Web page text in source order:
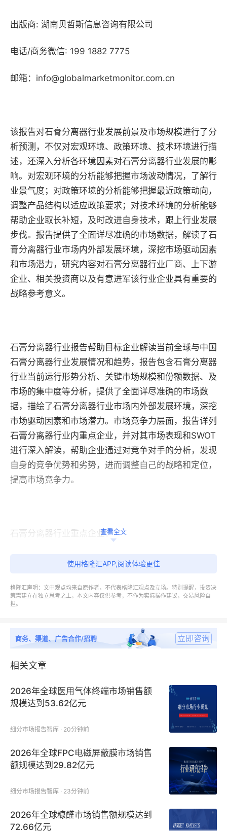
出版商: 湖南贝哲斯信息咨询有限公司
电话/商务微信: 199 1882 7775
邮箱：info@globalmarketmonitor.com.cn
该报告对石膏分离器行业发展前景及市场规模进行了分
析预测，不仅对宏观环境、政策环境、技术环境进行描
述，还深入分析各环境因素对石膏分离器行业发展的影
响。对宏观环境的分析能够把握市场波动情况，了解行
业景气度；对政策环境的分析能够把握最近政策动向，
调整产品结构以适应政策要求；对技术环境的分析能够
帮助企业取长补短，及时改进自身技术，跟上行业发展
步伐。报告提供了全面详尽准确的市场数据，解读了石
膏分离器行业市场内外部发展环境，深挖市场驱动因素
和市场潜力，研究内容对石膏分离器行业厂商、上下游
企业、相关投资商以及有意进军该行业企业具有重要的
战略参考意义。
石膏分离器行业报告帮助目标企业解读当前全球与中国
石膏分离器行业发展情况和趋势，报告包含石膏分离器
行业当前运行形势分析、关键市场规模和份额数据、及
市场的集中度等分析，提供了全面详尽准确的市场数
据，描绘了石膏分离器行业市场内外部发展环境，深挖
市场驱动因素和市场潜力。市场竞争力层面，报告详列
石膏分离器行业内重点企业，并对其市场表现和SWOT
进行深入解读，帮助企业通过对竞争对手的分析，发现
自身的竞争优势和劣势，进而调整自己的战略和定位，
提高市场竞争力。
石膏分离器行业重点企业：
Fino
Intra
Zubler USA
SANELA
Alfa Laval
查看全文
使用格隆汇APP,阅读体验更佳
格隆汇声明：文中观点均来自原作者，不代表格隆汇观点及立场。特别提醒，投资决
策需建立在独立思考之上，本文内容仅供参考，不作为实际操作建议，交易风险自
担。
商务、渠道、广告合作/招聘 立即咨询
相关文章
2026年全球医用气体终端市场销售额
规模达到53.62亿元
细分市场报告智库 · 20分钟前
2026年全球FPC电磁屏蔽膜市场销售
额规模达到29.82亿元
细分市场报告智库 · 23分钟前
2026年全球糠醛市场销售额规模达到
72.66亿元